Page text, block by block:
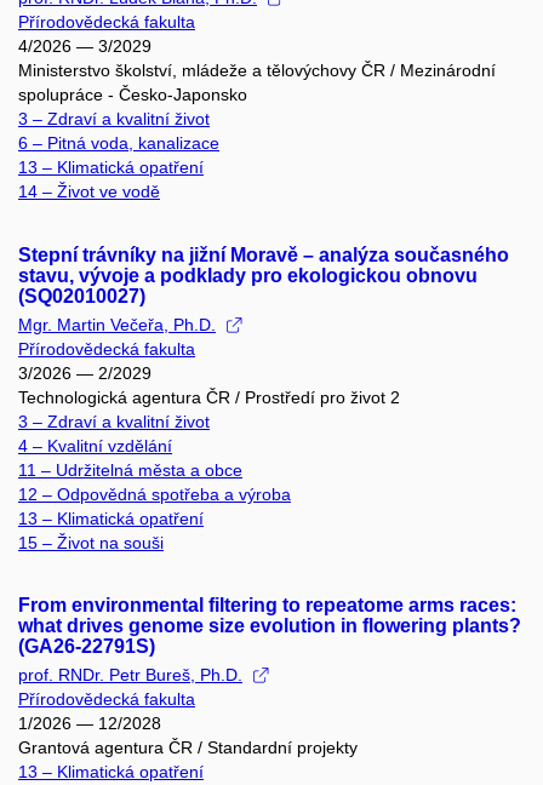
Přírodovědecká fakulta
4/2026 — 3/2029
Ministerstvo školství, mládeže a tělovýchovy ČR / Mezinárodní
spolupráce - Česko-Japonsko
3 – Zdraví a kvalitní život
6 – Pitná voda, kanalizace
13 – Klimatická opatření
14 – Život ve vodě
Stepní trávníky na jižní Moravě – analýza současného
stavu, vývoje a podklady pro ekologickou obnovu
(SQ02010027)
Mgr. Martin Večeřa, Ph.D.
Přírodovědecká fakulta
3/2026 — 2/2029
Technologická agentura ČR / Prostředí pro život 2
3 – Zdraví a kvalitní život
4 – Kvalitní vzdělání
11 – Udržitelná města a obce
12 – Odpovědná spotřeba a výroba
13 – Klimatická opatření
15 – Život na souši
From environmental filtering to repeatome arms races:
what drives genome size evolution in flowering plants?
(GA26-22791S)
prof. RNDr. Petr Bureš, Ph.D.
Přírodovědecká fakulta
1/2026 — 12/2028
Grantová agentura ČR / Standardní projekty
13 – Klimatická opatření